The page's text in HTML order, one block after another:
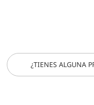
¿TIENES ALGUNA